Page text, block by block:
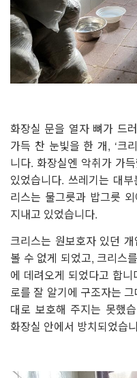
화장실 문을 열자 뼈가 드
가득 찬 눈빛을 한 개, ‘크
니다. 화장실엔 악취가 가
있었습니다. 쓰레기는 대
리스는 물그릇과 밥그릇
지내고 있었습니다.
크리스는 원보호자 있던
볼 수 없게 되었고, 크리스
에 데려오게 되었다고 합
로를 잘 알기에 구조자는
대로 보호해 주지는 못했
화장실 안에서 방치되었습